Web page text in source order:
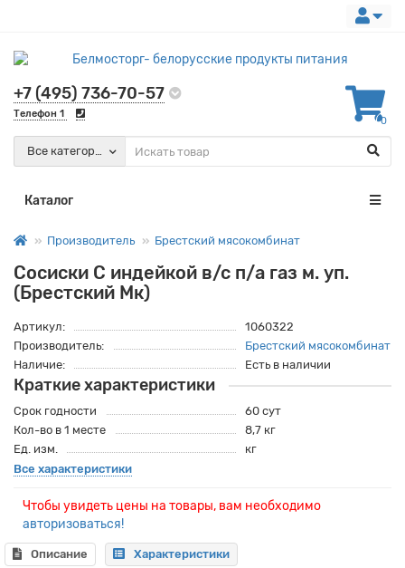
+7 (495) 736-70-57
Телефон 1
0
Все категории
Каталог
Производитель Брестский мясокомбинат
Сосиски С индейкой в/с п/а газ м. уп.
(Брестский Мк)
Артикул:
1060322
Производитель:
Брестский мясокомбинат
Наличие:
Есть в наличии
Краткие характеристики
Срок годности
60 сут
Кол-во в 1 месте
8,7 кг
Ед. изм.
кг
Все характеристики
Чтобы увидеть цены на товары, вам необходимо
авторизоваться!
Описание Характеристики